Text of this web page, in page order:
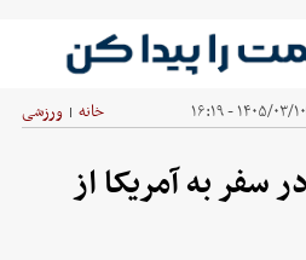
۱۴۰۵/۰۳/۱۰ - ۱۶:۱۹ خانه | ورزشی
سفر به آمریکا از